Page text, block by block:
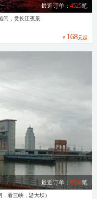
最近订单： 4525笔
闸，赏长江夜景
￥ 168元起
最近订单： 6234笔
看三峡，游大坝）